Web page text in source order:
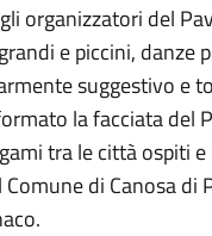
organizzatori del
e piccini, danze
suggestivo e
la facciata del
tra le città ospiti
di Canosa